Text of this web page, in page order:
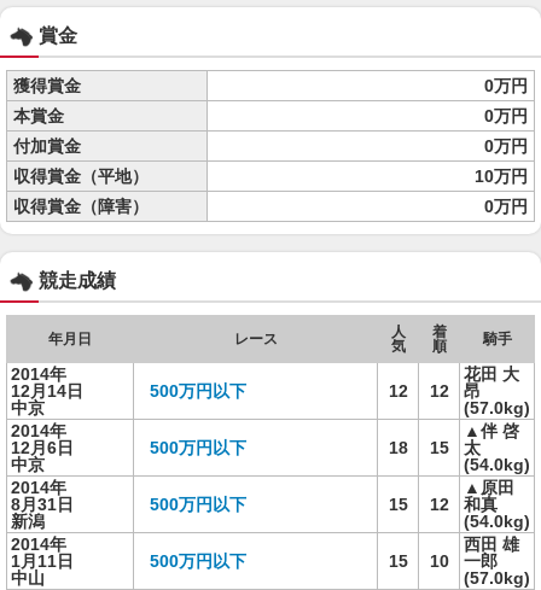
賞金
獲得賞金
0万円
本賞金
0万円
付加賞金
0万円
収得賞金（平地）
10万円
収得賞金（障害）
0万円
競走成績
年月日 レース
人
気
着
順
騎手
2014年
12月14日
中京
500万円以下 12 12
花田 大
昂
(57.0kg)
2014年
12月6日
中京
500万円以下 18 15
▲伴 啓
太
(54.0kg)
2014年
8月31日
新潟
500万円以下 15 12
▲原田
和真
(54.0kg)
2014年
1月11日
中山
500万円以下 15 10
西田 雄
一郎
(57.0kg)